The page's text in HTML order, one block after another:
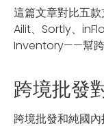
這篇文章對比五
Ailit、Sortly、
Inventory——幫跨
跨境批發
跨境批發和純國